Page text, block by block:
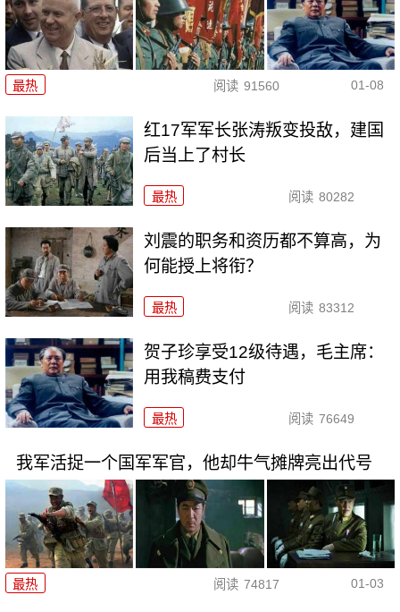
最热 阅读 91560 01-08
红17军军长张涛叛变投敌，建国
后当上了村长
最热 阅读 80282
刘震的职务和资历都不算高，为
何能授上将衔？
最热 阅读 83312
贺子珍享受12级待遇，毛主席：
用我稿费支付
最热 阅读 76649
我军活捉一个国军军官，他却牛气摊牌亮出代号
最热 阅读 74817 01-03